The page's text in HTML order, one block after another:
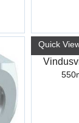
Quick